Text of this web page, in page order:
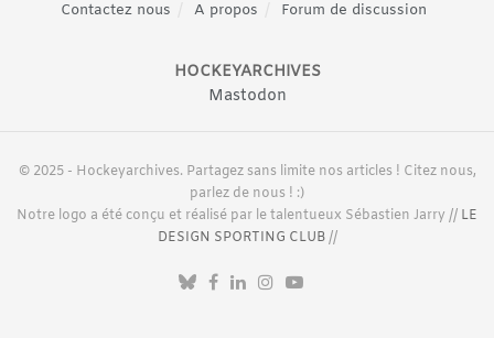
Contactez nous A propos Forum de discussion
HOCKEYARCHIVES
Mastodon
© 2025 - Hockeyarchives. Partagez sans limite nos articles ! Citez nous,
parlez de nous ! :)
Notre logo a été conçu et réalisé par le talentueux Sébastien Jarry // LE
DESIGN SPORTING CLUB//